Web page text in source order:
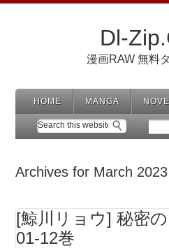
Dl-
漫画RAW 無料
HOME MANGA
Archives for March 2023
[鯨川リョウ] 秘密
01-12巻